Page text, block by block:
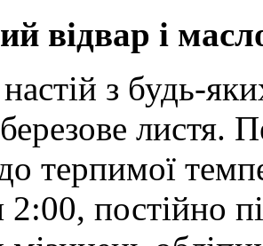
відвар і
з будь-
листя.
терпимої
2:00, постійно